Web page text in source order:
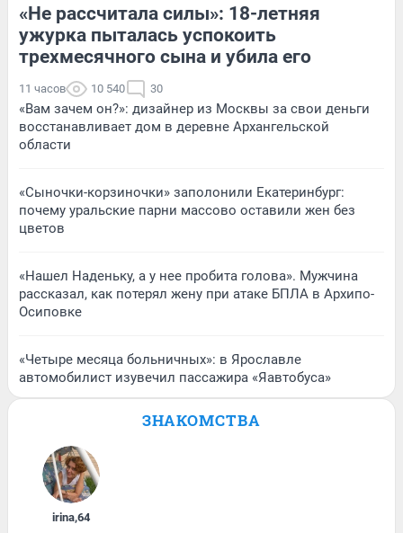
«Не рассчитала силы»: 18-летняя
ужурка пыталась успокоить
трехмесячного сына и убила его
11 часов 10 540 30
«Вам зачем он?»: дизайнер из Москвы за свои деньги
восстанавливает дом в деревне Архангельской
области
«Сыночки-корзиночки» заполонили Екатеринбург:
почему уральские парни массово оставили жен без
цветов
«Нашел Наденьку, а у нее пробита голова». Мужчина
рассказал, как потерял жену при атаке БПЛА в Архипо-
Осиповке
«Четыре месяца больничных»: в Ярославле
автомобилист изувечил пассажира «Яавтобуса»
ЗНАКОМСТВА
irina,64